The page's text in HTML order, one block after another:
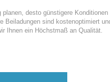
desto günstigere Konditionen
Beiladungen sind kostenoptimiert
Ihnen ein Höchstmaß an Qualität.